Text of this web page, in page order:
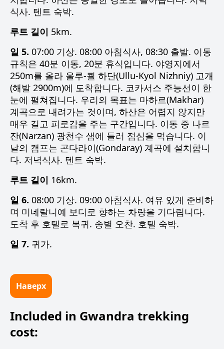
식사. 텐트 숙박.
루트 길이 5km.
일 5. 07:00 기상. 08:00 아침식사, 08:30 출발. 이동
규칙은 40분 이동, 20분 휴식입니다. 야영지에서
250m를 올라 울루-쾰 하단(Ullu-Kyol Nizhniy) 고개
(해발 2900m)에 도착합니다. 코카서스 주능선이 한
눈에 펼쳐집니다. 우리의 목표는 마하르(Makhar)
계곡으로 내려가는 것이며, 하산은 어렵지 않지만
매우 길고 피로감을 주는 구간입니다. 이동 중 나르
잔(Narzan) 광천수 샘에 들러 점심을 먹습니다. 이
날의 캠프는 곤다라이(Gondaray) 계곡에 설치합니
다. 저녁식사. 텐트 숙박.
루트 길이 16km.
일 6. 08:00 기상. 09:00 아침식사. 여유 있게 준비하
며 미네랄니예 보디로 향하는 차량을 기다립니다.
도착 후 호텔로 복귀. 송별 오찬. 호텔 숙박.
일 7. 귀가.
Наверх
Included in Gwandra trekking
cost: